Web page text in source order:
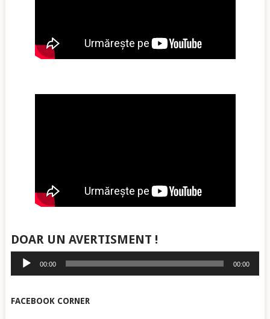
DOAR UN AVERTISMENT !
Player
audio
00:00 00:00
FACEBOOK CORNER